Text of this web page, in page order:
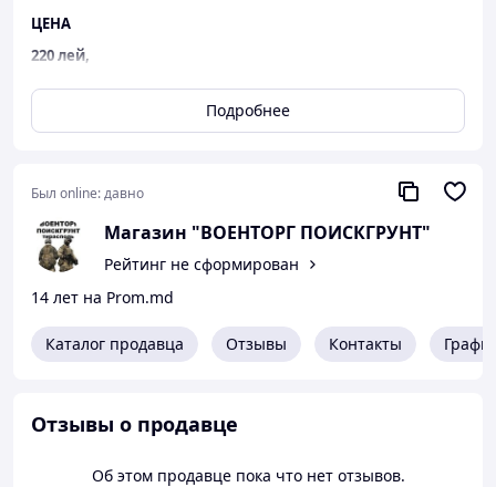
ЦЕНА
220 лей,
150 руб.ПМР,
Подробнее
Был online:давно
Магазин "ВОЕНТОРГ ПОИСКГРУНТ"
Рейтинг не сформирован
14 лет на Prom.md
Каталог продавца Отзывы Контакты
Отзывы о продавце
Об этом продавце пока что нет отзывов.